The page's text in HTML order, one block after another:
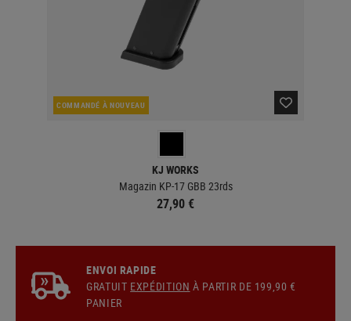
COMMANDÉ À NOUVEAU
KJ WORKS
Magazin KP-17 GBB 23rds
27,90 €
ENVOI RAPIDE
GRATUIT EXPÉDITION À PARTIR DE 199,90 €
PANIER